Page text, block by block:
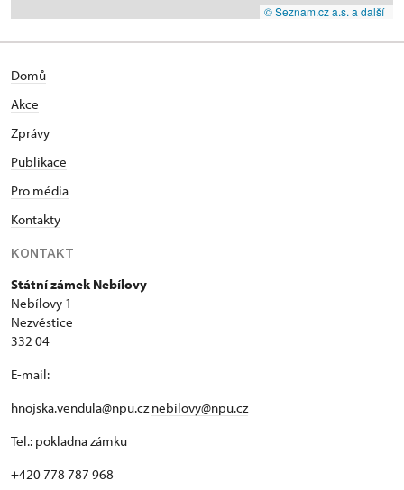
© Seznam.cz a.s. a další
Domů
Akce
Zprávy
Publikace
Pro média
Kontakty
KONTAKT
Státní zámek Nebílovy
Nebílovy 1
Nezvěstice
332 04
E-mail:
hnojska.vendula@npu.cz nebilovy@npu.cz
Tel.: pokladna zámku
+420 778 787 968